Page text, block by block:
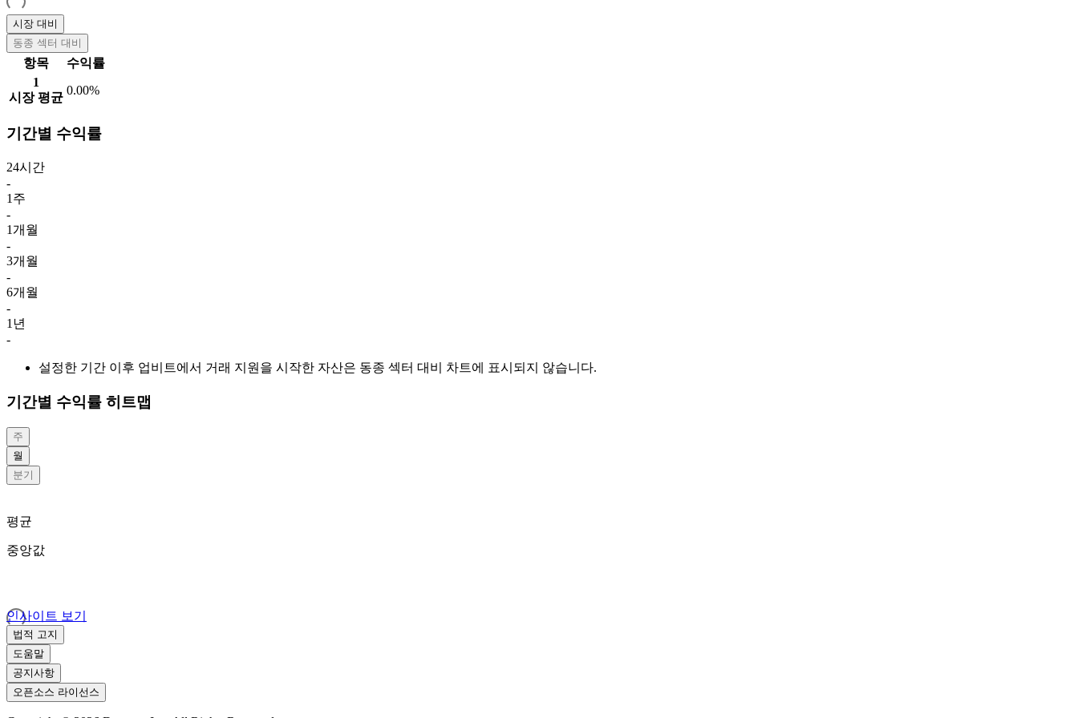
시장 대비
동종 섹터 대비
항목
수익률
1
시장 평균
0.00%
기간별 수익률
24시간
-
1주
-
1개월
-
3개월
-
6개월
-
1년
-
설정한 기간 이후 업비트에서 거래 지원을 시작한 자산은 동종 섹터 대비 차트에 표시되지 않습니다.
기간별 수익률 히트맵
주
월
분기
평균
중앙값
인사이트 보기
법적 고지
도움말
공지사항
오픈소스 라이선스